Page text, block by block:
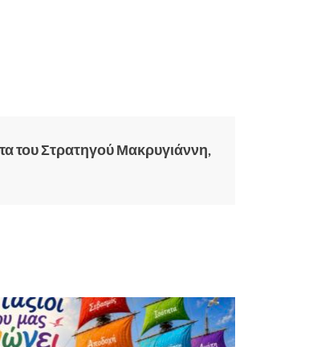
του Στρατηγού Μακρυγιάννη,